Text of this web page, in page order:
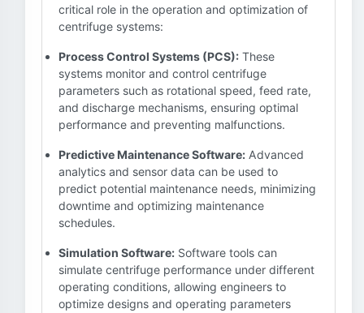
critical role in the operation and optimization of
centrifuge systems:
Process Control Systems (PCS): These
systems monitor and control centrifuge
parameters such as rotational speed, feed rate,
and discharge mechanisms, ensuring optimal
performance and preventing malfunctions.
Predictive Maintenance Software: Advanced
analytics and sensor data can be used to
predict potential maintenance needs, minimizing
downtime and optimizing maintenance
schedules.
Simulation Software: Software tools can
simulate centrifuge performance under different
operating conditions, allowing engineers to
optimize designs and operating parameters